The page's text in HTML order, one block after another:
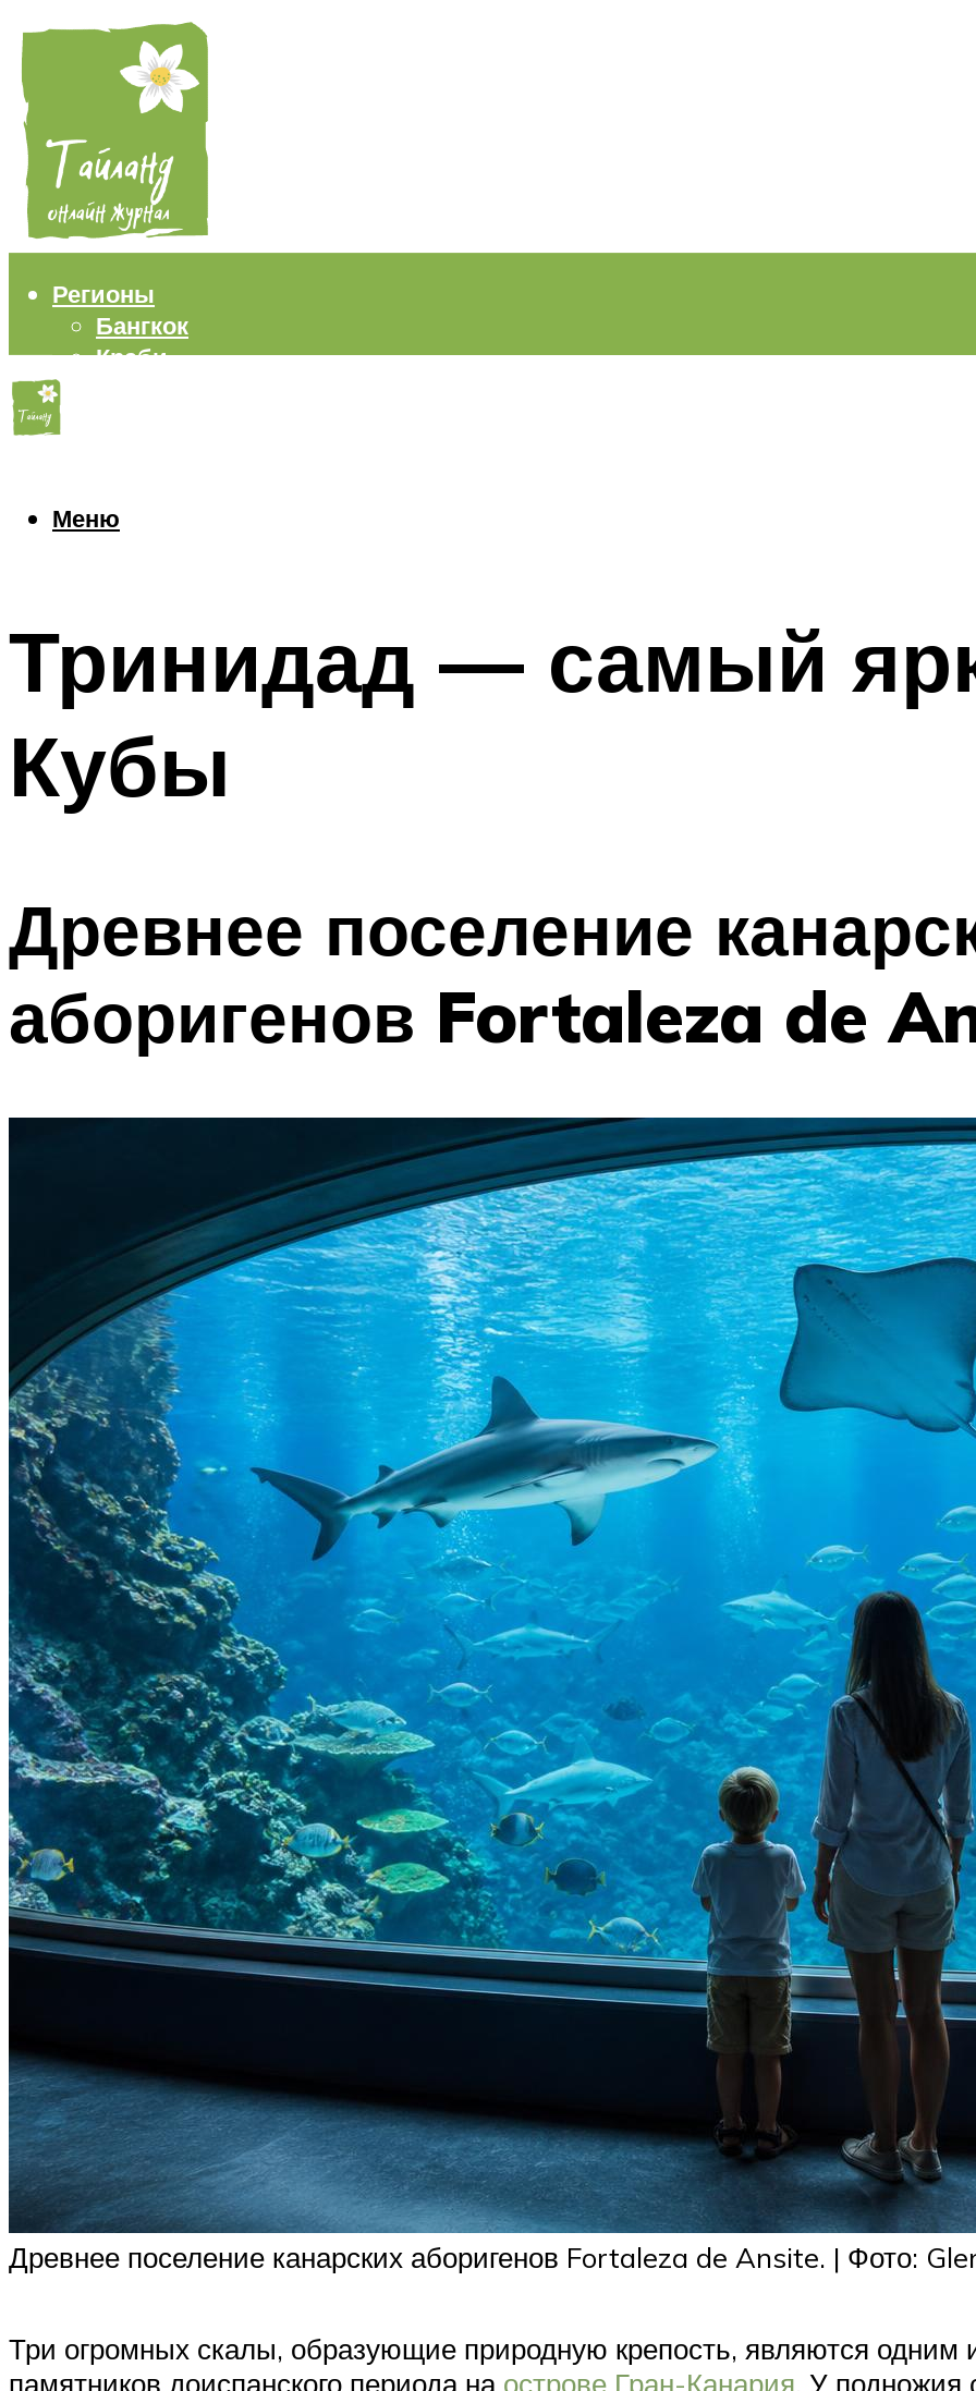
Регионы
Бангкок
Краби
Еда
Меню
Меню
Тринидад — самый
Кубы
Древнее поселение
аборигенов Fortaleza de
Древнее поселение канарских аборигенов Fortaleza de Ansite. | Фото:
Три огромных скалы, образующие природную крепость, являются одним
памятников доиспанского периода на острове Гран-Канария. У подножия